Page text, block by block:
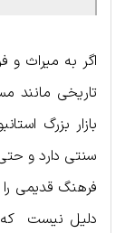
اگر به میراث و
تاریخی مانند
بازار بزرگ
سنتی دارد و
فرهنگ قدیمی
دلیل نیست که